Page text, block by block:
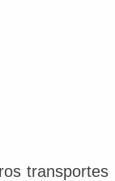
transportes